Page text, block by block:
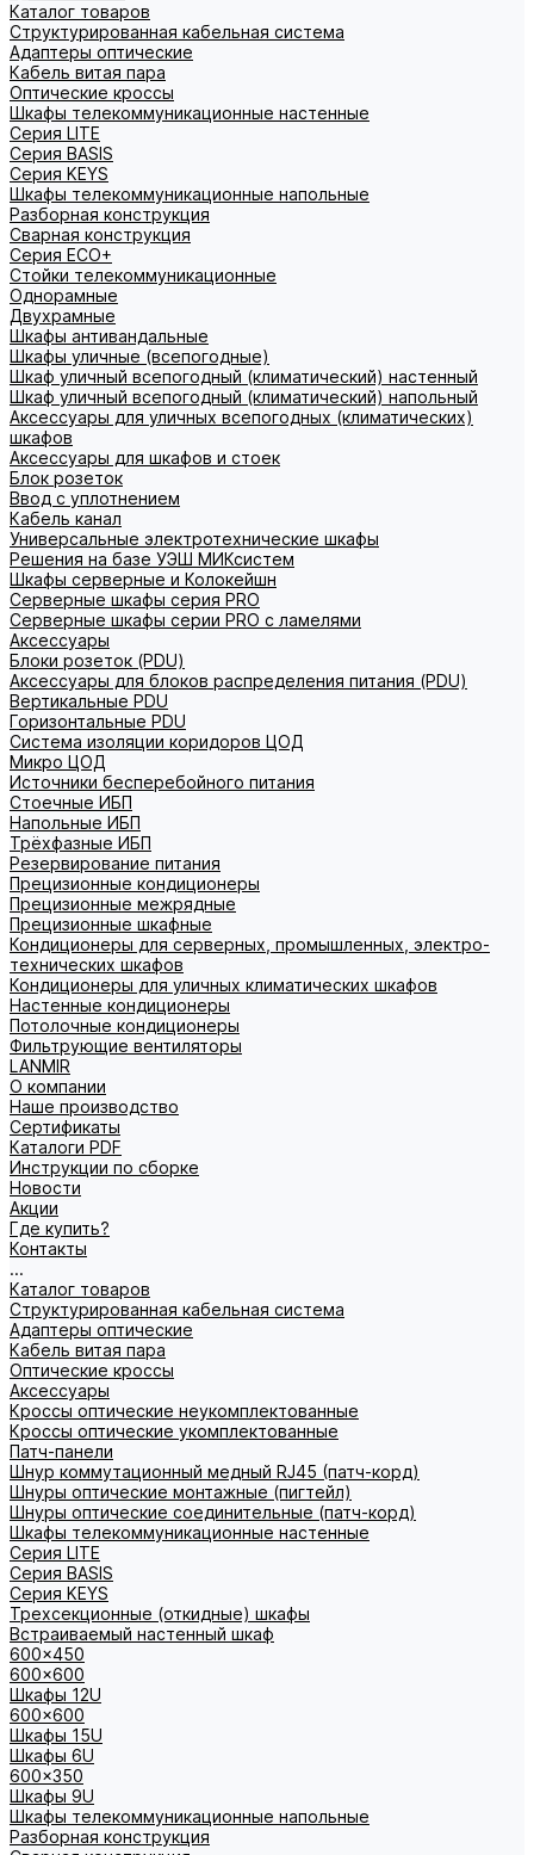
Каталог товаров
Структурированная кабельная система
Адаптеры оптические
Кабель витая пара
Оптические кроссы
Шкафы телекоммуникационные настенные
Cерия LITE
Cерия BASIS
Cерия KEYS
Шкафы телекоммуникационные напольные
Разборная конструкция
Сварная конструкция
Серия ECO+
Стойки телекоммуникационные
Однорамные
Двухрамные
Шкафы антивандальные
Шкафы уличные (всепогодные)
Шкаф уличный всепогодный (климатический) настенный
Шкаф уличный всепогодный (климатический) напольный
Аксессуары для уличных всепогодных (климатических)
шкафов
Аксессуары для шкафов и стоек
Блок розеток
Ввод с уплотнением
Кабель канал
Универсальные электротехнические шкафы
Решения на базе УЭШ МИКсистем
Шкафы серверные и Колокейшн
Серверные шкафы серия PRO
Серверные шкафы серии PRO с ламелями
Аксессуары
Блоки розеток (PDU)
Аксессуары для блоков распределения питания (PDU)
Вертикальные PDU
Горизонтальные PDU
Система изоляции коридоров ЦОД
Микро ЦОД
Источники бесперебойного питания
Стоечные ИБП
Напольные ИБП
Трёхфазные ИБП
Резервирование питания
Прецизионные кондиционеры
Прецизионные межрядные
Прецизионные шкафные
Кондиционеры для серверных, промышленных, электро-
технических шкафов
Кондиционеры для уличных климатических шкафов
Настенные кондиционеры
Потолочные кондиционеры
Фильтрующие вентиляторы
LANMIR
О компании
Наше производство
Сертификаты
Каталоги PDF
Инструкции по сборке
Новости
Акции
Где купить?
Контакты
...
Каталог товаров
Структурированная кабельная система
Адаптеры оптические
Кабель витая пара
Оптические кроссы
Аксессуары
Кроссы оптические неукомплектованные
Кроссы оптические укомплектованные
Патч-панели
Шнур коммутационный медный RJ45 (патч-корд)
Шнуры оптические монтажные (пигтейл)
Шнуры оптические соединительные (патч-корд)
Шкафы телекоммуникационные настенные
Cерия LITE
Cерия BASIS
Cерия KEYS
Трехсекционные (откидные) шкафы
Встраиваемый настенный шкаф
600x450
600x600
Шкафы 12U
600x600
Шкафы 15U
Шкафы 6U
600x350
Шкафы 9U
Шкафы телекоммуникационные напольные
Разборная конструкция